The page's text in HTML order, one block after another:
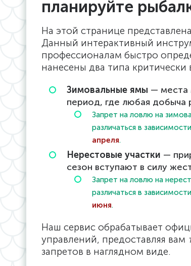
планируйте
На этой странице представлена
Данный интерактивный
профессионалам быстро
нанесены два типа критически
Зимовальные ямы — места
период, где любая добыча
Запрет на ловлю на
различаться в
апреля.
Нерестовые участки —
сезон вступают в силу
Запрет на ловлю на
различаться в
июня.
Наш сервис обрабатывает
управлений, предоставляя вам
запретов в наглядном виде.